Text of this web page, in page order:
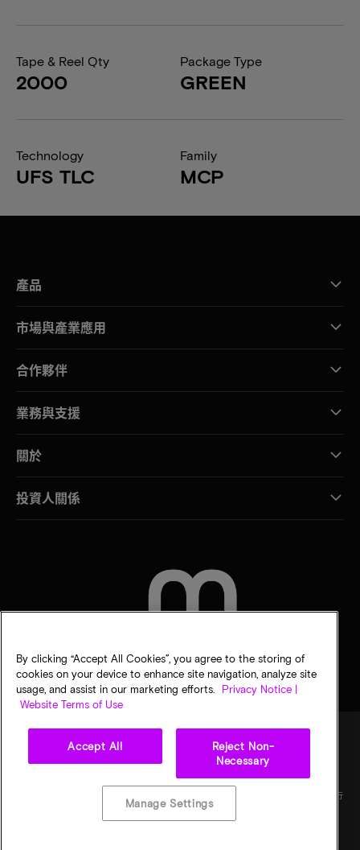
Tape & Reel Qty
2000
Package Type
GREEN
Technology
UFS TLC
Family
MCP
產品
市場與產業應用
合作夥伴
業務與支援
關於
投資人關係
Micron Technology, Inc. 保留所有權利。資訊、產品和／或規格若有變動，恕不另行
通知。所有提供之資訊皆以「現況」為基準，不提供任何形式的保固。繪圖可能不符合比
例。Micron、Micron 標誌及其他所有 Micron 商標皆為 Micron Technology, Inc. 資產。其
By clicking “Accept All Cookies”, you agree to the storing of
cookies on your device to enhance site navigation, analyze site
usage, and assist in our marketing efforts.
Privacy Notice |
Website Terms of Use
Accept All
Reject Non-
Necessary
Manage Settings